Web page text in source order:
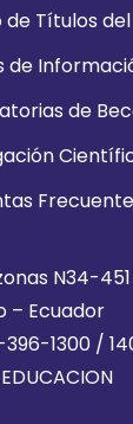
Títulos
de
de
N34-
– Ecuador
1300 /